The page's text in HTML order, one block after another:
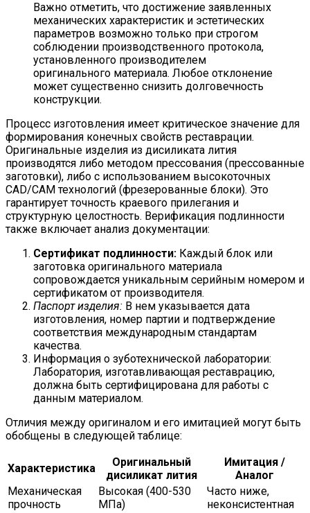
Важно отметить, что достижение заявленных
механических характеристик и эстетических
параметров возможно только при строгом
соблюдении производственного протокола,
установленного производителем
оригинального материала. Любое отклонение
может существенно снизить долговечность
конструкции.
Процесс изготовления имеет критическое значение для
формирования конечных свойств реставрации.
Оригинальные изделия из дисиликата лития
производятся либо методом прессования (прессованные
заготовки), либо с использованием высокоточных
CAD/CAM технологий (фрезерованные блоки). Это
гарантирует точность краевого прилегания и
структурную целостность. Верификация подлинности
также включает анализ документации:
Сертификат подлинности: Каждый блок или
заготовка оригинального материала
сопровождается уникальным серийным номером и
сертификатом от производителя.
Паспорт изделия: В нем указывается дата
изготовления, номер партии и подтверждение
соответствия международным стандартам
качества.
Информация о зуботехнической лаборатории:
Лаборатория, изготавливающая реставрацию,
должна быть сертифицирована для работы с
данным материалом.
Отличия между оригиналом и его имитацией могут быть
обобщены в следующей таблице:
Характеристика
Оригинальный
дисиликат лития
Имитация /
Аналог
Механическая
прочность
Высокая (400-530
МПа)
Часто ниже,
неконсистентная